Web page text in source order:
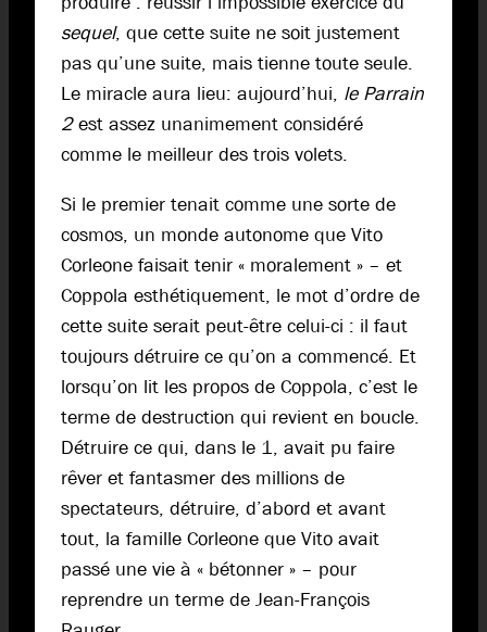
sequel, que cette suite ne soit justement
pas qu’une suite, mais tienne toute seule.
Le miracle aura lieu: aujourd’hui, le Parrain
2est assez unanimement considéré
comme le meilleur des trois volets.
Si le premier tenait comme une sorte de
cosmos, un monde autonome que Vito
Corleone faisait tenir « moralement » – et
Coppola esthétiquement, le mot d’ordre de
cette suite serait peut-être celui-ci : il faut
toujours détruire ce qu’on a commencé. Et
lorsqu’on lit les propos de Coppola, c’est le
terme de destruction qui revient en boucle.
Détruire ce qui, dans le 1, avait pu faire
rêver et fantasmer des millions de
spectateurs, détruire, d’abord et avant
tout, la famille Corleone que Vito avait
passé une vie à « bétonner » – pour
reprendre un terme de Jean-François